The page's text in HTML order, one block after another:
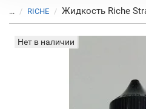
... RICHE Жидкость Riche
Нет в наличии